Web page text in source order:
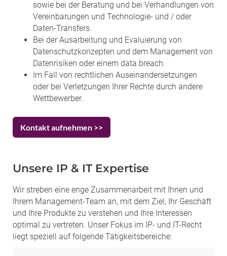
sowie bei der Beratung und bei Verhandlungen von
Vereinbarungen und Technologie- und / oder
Daten-Transfers.
Bei der Ausarbeitung und Evaluierung von
Datenschutzkonzepten und dem Management von
Datenrisiken oder einem data breach.
Im Fall von rechtlichen Auseinandersetzungen
oder bei Verletzungen Ihrer Rechte durch andere
Wettbewerber.
Kontakt aufnehmen >>
Unsere IP & IT Expertise
Wir streben eine enge Zusammenarbeit mit Ihnen und
Ihrem Management-Team an, mit dem Ziel, Ihr Geschäft
und Ihre Produkte zu verstehen und Ihre Interessen
optimal zu vertreten. Unser Fokus im IP- und IT-Recht
liegt speziell auf folgende Tätigkeitsbereiche: